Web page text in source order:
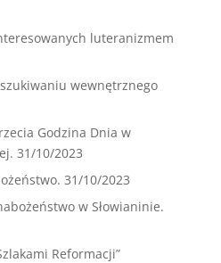
luteranizmem
wewnętrznego
Godzina Dnia w
31/10/2023
31/10/2023
w Słowianinie.
Reformacji”